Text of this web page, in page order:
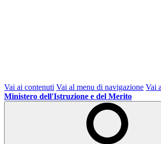
Vai ai contenuti Vai al menu di navigazione Vai
Ministero dell'Istruzione e del Merito